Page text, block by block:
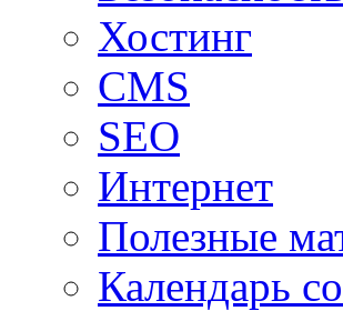
Хостинг
CMS
SEO
Интернет
Полезные
Календарь